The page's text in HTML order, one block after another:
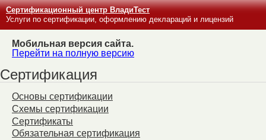
Сертификационный центр ВладиТест
Услуги по сертификации, оформлению деклараций и лицензий
Мобильная версия сайта.
Перейти на полную версию
Сертификация
Основы сертификации
Схемы сертификации
Сертификаты
Обязательная сертификация